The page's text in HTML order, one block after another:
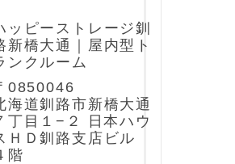
ッピーストレージ釧
新橋大通｜屋内型ト
ンクルーム
0850046
海道釧路市新橋大通
丁目１−２ 日本ハウ
ＨＤ釧路支店ビル
階